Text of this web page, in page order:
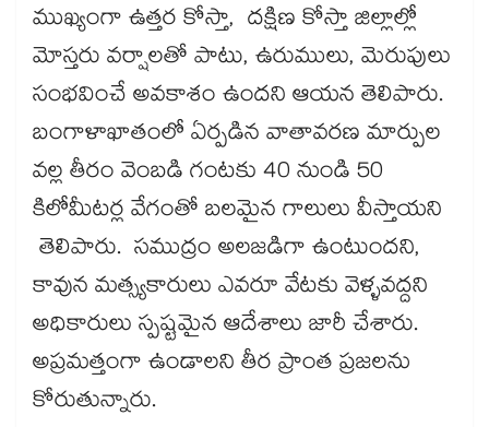
ముఖ్యంగా ఉత్తర కోస్తా, దక్షిణ కోస్తా జిల్లాల్లో
మోస్తరు వర్షాలతో పాటు, ఉరుములు, మెరుపులు
సంభవించే అవకాశం ఉందని ఆయన తెలిపారు.
బంగాళాఖాతంలో ఏర్పడిన వాతావరణ మార్పుల
వల్ల తీరం వెంబడి గంటకు 40 నుండి 50
కిలోమీటర్ల వేగంతో బలమైన గాలులు వీస్తాయని
తెలిపారు. సముద్రం అలజడిగా ఉంటుందని,
కావున మత్స్యకారులు ఎవరూ వేటకు వెళ్ళవద్దని
అధికారులు స్పష్టమైన ఆదేశాలు జారీ చేశారు.
అప్రమత్తంగా ఉండాలని తీర ప్రాంత ప్రజలను
కోరుతున్నారు.